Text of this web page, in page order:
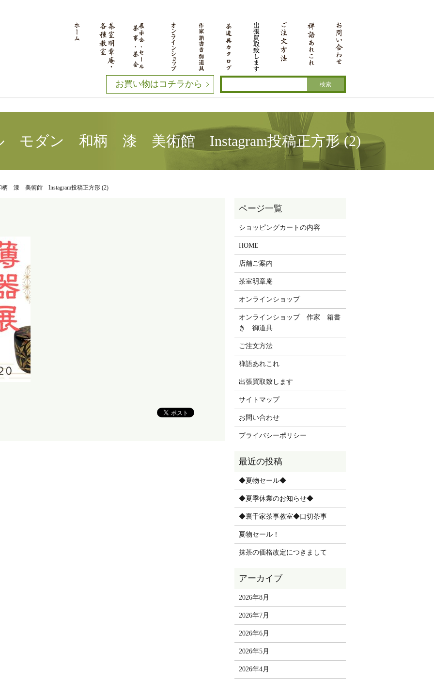
お買い物はコチラから
ダン 和柄 漆 美術館 Instagram投稿正方形 (2)
漆 美術館 Instagram投稿正方形 (2)
ショッピングカートの内容
HOME
店舗ご案内
茶室明章庵
オンラインショップ
オンラインショップ 作家 箱書
き 御道具
ご注文方法
禅語あれこれ
出張買取致します
サイトマップ
お問い合わせ
プライバシーポリシー
◆夏物セール◆
◆夏季休業のお知らせ◆
◆裏千家茶事教室◆口切茶事
夏物セール！
抹茶の価格改定につきまして
2026年8月
2026年7月
2026年6月
2026年5月
2026年4月